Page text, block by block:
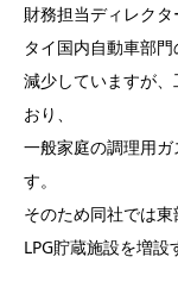
財務担当ディレク
タイ国内自動車部
減少していますが
おり、
一般家庭の調理用
す。
そのため同社では
LPG貯蔵施設を増設